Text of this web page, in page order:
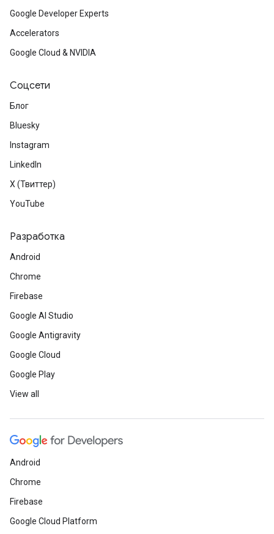
Google Developer Experts
Accelerators
Google Cloud & NVIDIA
Соцсети
Блог
Bluesky
Instagram
LinkedIn
X (Твиттер)
YouTube
Разработка
Android
Chrome
Firebase
Google AI Studio
Google Antigravity
Google Cloud
Google Play
View all
Android
Chrome
Firebase
Google Cloud Platform